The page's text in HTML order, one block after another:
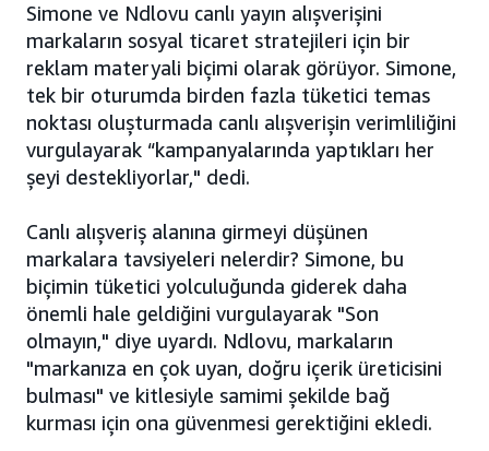
Simone ve Ndlovu canlı yayın alışverişini
markaların sosyal ticaret stratejileri için bir
reklam materyali biçimi olarak görüyor. Simone,
tek bir oturumda birden fazla tüketici temas
noktası oluşturmada canlı alışverişin verimliliğini
vurgulayarak “kampanyalarında yaptıkları her
şeyi destekliyorlar," dedi.
Canlı alışveriş alanına girmeyi düşünen
markalara tavsiyeleri nelerdir? Simone, bu
biçimin tüketici yolculuğunda giderek daha
önemli hale geldiğini vurgulayarak "Son
olmayın," diye uyardı. Ndlovu, markaların
"markanıza en çok uyan, doğru içerik üreticisini
bulması" ve kitlesiyle samimi şekilde bağ
kurması için ona güvenmesi gerektiğini ekledi.